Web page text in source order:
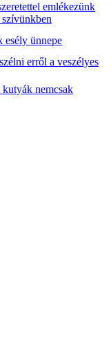
emlékezünk
esély ünnepe
erről a veszélyes
nemcsak